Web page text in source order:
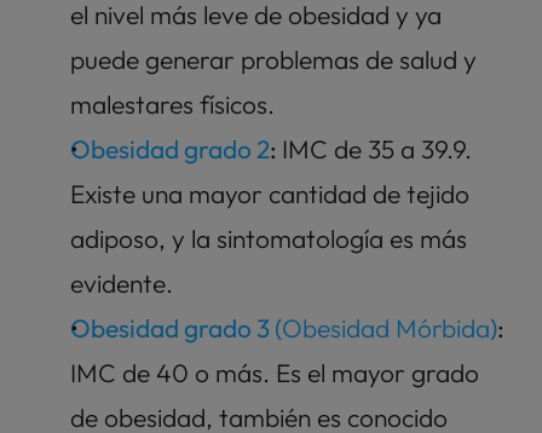
el nivel más leve de obesidad y ya
puede generar problemas de salud y
malestares físicos.
Obesidad grado 2: IMC de 35 a 39.9.
Existe una mayor cantidad de tejido
adiposo, y la sintomatología es más
evidente.
Obesidad grado 3 (Obesidad Mórbida):
IMC de 40 o más. Es el mayor grado
de obesidad, también es conocido